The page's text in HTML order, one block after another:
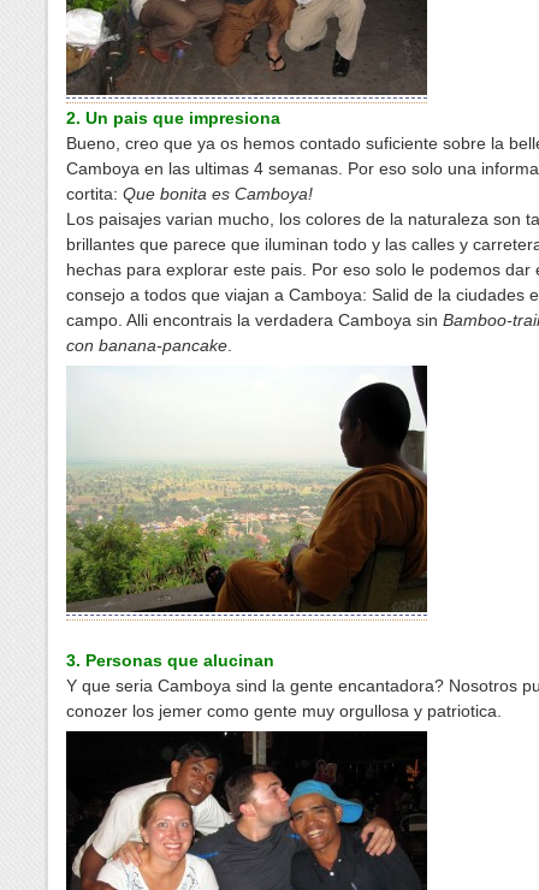
2. Un pais que impresiona
Bueno, creo que ya os hemos contado suficiente sobre la
Camboya en las ultimas 4 semanas. Por eso solo una
cortita: Que bonita es Camboya!
Los paisajes varian mucho, los colores de la naturaleza son
brillantes que parece que iluminan todo y las calles y
hechas para explorar este pais. Por eso solo le podemos dar
consejo a todos que viajan a Camboya: Salid de la ciudades
campo. Alli encontrais la verdadera Camboya sin Bamboo-
con banana-pancake.
3. Personas que alucinan
Y que seria Camboya sind la gente encantadora? Nosotros
conozer los jemer como gente muy orgullosa y patriotica.